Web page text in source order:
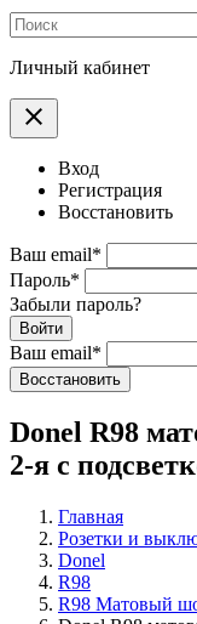
Личный кабинет
clear
Вход
Регистрация
Восстановить
Ваш email*
Пароль*
Забыли пароль?
Войти
Ваш email*
Воcстановить
Donel R98
2-я с
Главная
Розетки и
Donel
R98
R98 Матовый